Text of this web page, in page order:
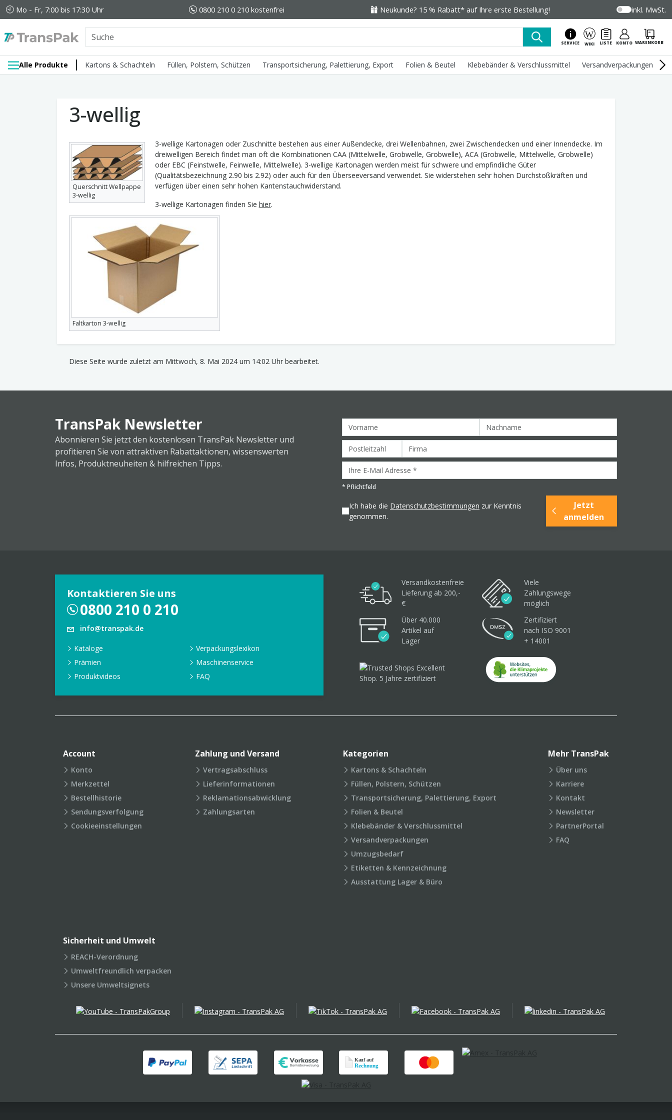
Mo - Fr, 7:00 bis 17:30 Uhr 0800 210 0 210 kostenfrei Neukunde? 15 % Rabatt* auf Ihre erste Bestellung! inkl. MwSt.
SERVICE WIKI LISTE KONTO WARENKORB
Alle Produkte Kartons & Schachteln Füllen, Polstern, Schützen Transportsicherung, Palettierung, Export Folien & Beutel Klebebänder & Verschlussmittel Versandverpackungen
3-wellig
Querschnitt Wellpappe
3-wellig
Faltkarton 3-wellig
3-wellige Kartonagen oder Zuschnitte bestehen aus einer Außendecke, drei Wellenbahnen, zwei Zwischendecken und einer Innendecke. Im
dreiwelligen Bereich findet man oft die Kombinationen CAA (Mittelwelle, Grobwelle, Grobwelle), ACA (Grobwelle, Mittelwelle, Grobwelle)
oder EBC (Feinstwelle, Feinwelle, Mittelwelle). 3-wellige Kartonagen werden meist für schwere und empfindliche Güter
(Qualitätsbezeichnung 2.90 bis 2.92) oder auch für den Überseeversand verwendet. Sie widerstehen sehr hohen Durchstoßkräften und
verfügen über einen sehr hohen Kantenstauchwiderstand.
3-wellige Kartonagen finden Sie hier.
Diese Seite wurde zuletzt am Mittwoch, 8. Mai 2024 um 14:02 Uhr bearbeitet.
TransPak Newsletter
Abonnieren Sie jetzt den kostenlosen TransPak Newsletter und
profitieren Sie von attraktiven Rabattaktionen, wissenswerten
Infos, Produktneuheiten & hilfreichen Tipps.
* Pflichtfeld
Ich habe die Datenschutzbestimmungen zur Kenntnis
genommen.
Jetzt
anmelden
Kontaktieren Sie uns
0800 210 0 210
info@transpak.de
Kataloge
Verpackungslexikon
Prämien
Maschinenservice
Produktvideos
FAQ
Versandkostenfreie
Lieferung ab 200,-
€
Viele
Zahlungswege
möglich
Über 40.000
Artikel auf
Lager
Zertifiziert
nach ISO 9001
+ 14001
Account
Konto
Merkzettel
Bestellhistorie
Sendungsverfolgung
Cookieeinstellungen
Zahlung und Versand
Vertragsabschluss
Lieferinformationen
Reklamationsabwicklung
Zahlungsarten
Kategorien
Kartons & Schachteln
Füllen, Polstern, Schützen
Transportsicherung, Palettierung, Export
Folien & Beutel
Klebebänder & Verschlussmittel
Versandverpackungen
Umzugsbedarf
Etiketten & Kennzeichnung
Ausstattung Lager & Büro
Mehr TransPak
Über uns
Karriere
Kontakt
Newsletter
PartnerPortal
FAQ
Sicherheit und Umwelt
REACH-Verordnung
Umweltfreundlich verpacken
Unsere Umweltsignets